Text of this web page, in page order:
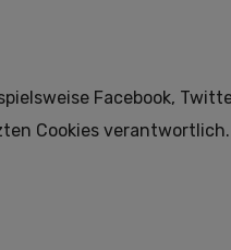
Facebook,
Cookies